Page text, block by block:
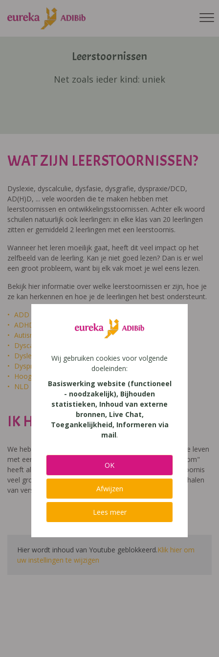
Leerstoornissen
Net zoals ieder kind: uniek
WAT ZIJN LEERSTOORNISSEN?
Dyslexie, dyscalculie, dysfasie, dysgrafie, dyspraxie/DCD,
AD(H)D, ... vele woorden die te maken hebben met
leerstoornissen en ontwikkelingsstoornissen. Achter elk woord
schuilen natuurlijk ook leerlingen: in elke klas van 20 leerlingen
zitten er gemiddeld 2 leerlingen met een leerstoornis.
Wanneer het leren moeilijk gaat, heeft dit veel impact op het
zelfbeeld van de leerling. Kan je niet goed lezen? Dan is er wel
een groot probleem, want bij elk vak moet je wel eens lezen.
Bekijk hier informatie over welke leerstoornissen er zijn, hoe je
ze kan herkennen en hoe je de leerlingen het best ondersteunt.
ADD
ADHD
Autisme
Dyscalculie
Dyslexie
Dyspraxie
Hoogbegaafdheid
NLD
IK HEET NIET DOM
We hebben een video gemaakt die toont hoe het is om te leven
met een leerstoornis. De film met als titel: "Ik heet niet dom"
heeft als doel aan te tonen dat de impact van een leerstoornis
veel groter is dan enkel wat je ziet in de klas. Je hoort verhalen
van verschillende leerlingen en ouders.
Hier wordt inhoud van Youtube geblokkeerd.Klik hier om
uw instellingen te wijzigen
Wij gebruiken cookies voor volgende
doeleinden:
Basiswerking website (functioneel
- noodzakelijk), Bijhouden
statistieken, Inhoud van externe
bronnen, Live Chat,
Toegankelijkheid, Informeren via
mail.
OK
Afwijzen
Lees meer